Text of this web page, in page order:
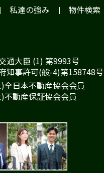
私達の強み 物件検索
通大臣 (1) 第9993号
可(般-4)第158748号
全日本不動産協会会員
保証協会会員